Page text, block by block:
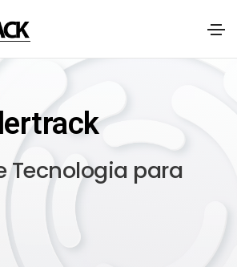
Tecnologia para